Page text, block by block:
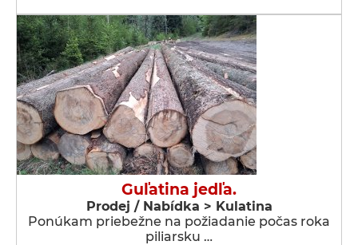
Guľatina jedľa.
Prodej / Nabídka > Kulatina
Ponúkam priebežne na požiadanie počas roka
piliarsku …